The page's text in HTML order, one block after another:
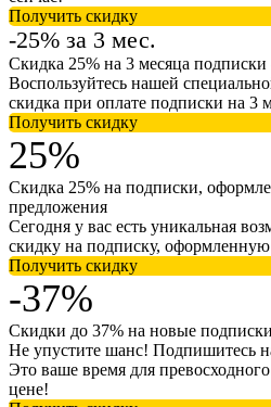
Получить скидку
-25% за 3 мес.
Скидка 25% на 3 месяца подписки
Воспользуйтесь нашей
скидка при оплате подписки на 3
Получить скидку
25%
Скидка 25% на подписки,
предложения
Сегодня у вас есть уникальная
скидку на подписку,
Получить скидку
-37%
Скидки до 37% на новые подписки
Не упустите шанс! Подпишитесь
Это ваше время для
цене!